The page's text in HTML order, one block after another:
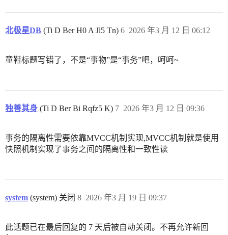
北极星DB (Ti D Ber H0 A Jl5 Tn) 2026 年3 月 12 日 06:12
6
童鞋标题写错了，不是“事物”是“事务”吧，呵呵~
独善其身 (Ti D Ber Bi Rqfz5 K) 2026 年3 月 12 日 09:36
7
事务的隔离性需要依靠MVCC机制实现,MVCC机制就是使用
快照机制实现了事务之间的隔离性和一致性读
system (system) 关闭 2026 年3 月 19 日 09:37
8
此话题已在最后回复的 7 天后被自动关闭。不再允许新回